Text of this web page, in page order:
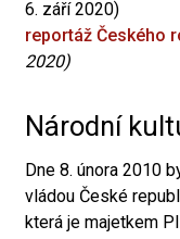
6. září 2020)
reportáž Českého
2020)
Národní
Dne 8. února 2010
vládou České
která je majetkem